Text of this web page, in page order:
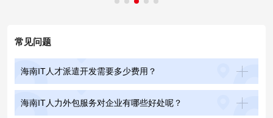
常见问题
海南IT人才派遣开发需要多少费用？
海南IT人力外包服务对企业有哪些好处呢？